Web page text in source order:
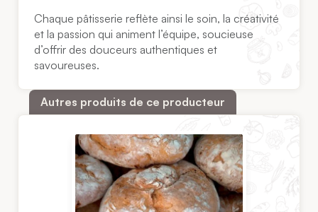
Chaque pâtisserie reflète ainsi le soin, la créativité
et la passion qui animent l’équipe, soucieuse
d’offrir des douceurs authentiques et
savoureuses.
Autres produits de ce producteur